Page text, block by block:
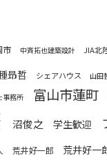
市 中斉拓也建築設計 JIA北
昻哲 シェアハウス 山田
事務所 富山市蓮町
沼俊之 学生歓迎
荒井好一郎 荒井好一